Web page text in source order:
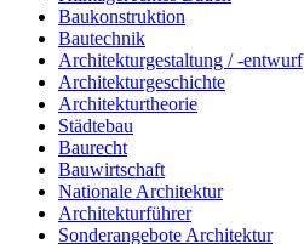
Baukonstruktion
Bautechnik
Architekturgestaltung / -entwurf
Architekturgeschichte
Architekturtheorie
Städtebau
Baurecht
Bauwirtschaft
Nationale Architektur
Architekturführer
Sonderangebote Architektur